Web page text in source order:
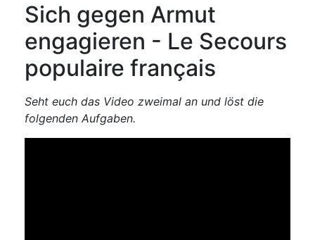
Sich gegen Armut
engagieren - Le Secours
populaire français
Seht euch das Video zweimal an und löst die
folgenden Aufgaben.